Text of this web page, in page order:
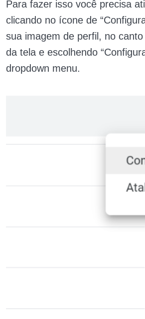
Para fazer isso você precisa
clicando no ícone de
sua imagem de perfil, no
da tela e escolhendo
dropdown menu.